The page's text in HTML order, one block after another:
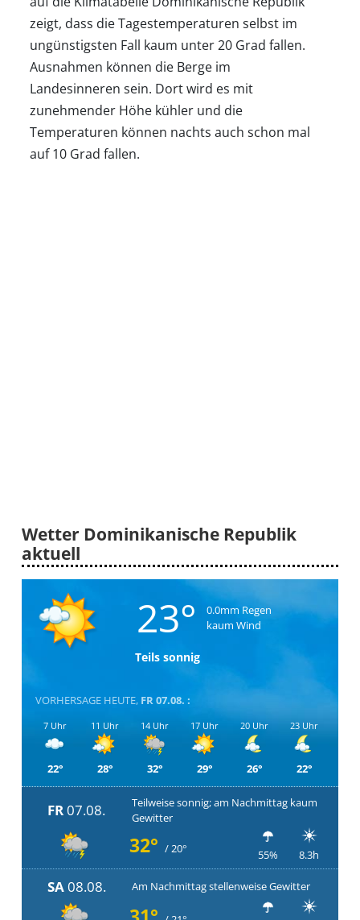
zeigt, dass die Tagestemperaturen selbst im
ungünstigsten Fall kaum unter 20 Grad fallen.
Ausnahmen können die Berge im
Landesinneren sein. Dort wird es mit
zunehmender Höhe kühler und die
Temperaturen können nachts auch schon mal
auf 10 Grad fallen.
Wetter Dominikanische Republik
aktuell
23°
0.0mm Regen
kaum Wind
Teils sonnig
VORHERSAGE HEUTE, FR 07.08. :
7 Uhr 11 Uhr 14 Uhr 17 Uhr 20 Uhr 23 Uhr
22° 28° 32° 29° 26° 22°
FR07.08.
Teilweise sonnig; am Nachmittag kaum
Gewitter
32° / 20° 55% 8.3h
SA08.08. Am Nachmittag stellenweise Gewitter